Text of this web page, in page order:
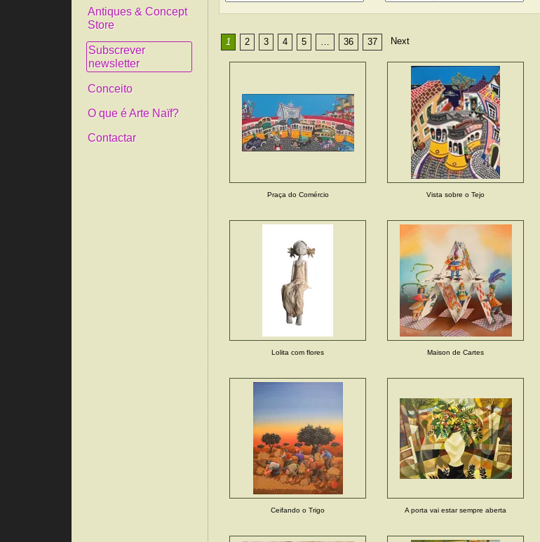
Antiques & Concept
Store
Subscrever
newsletter
Conceito
O que é Arte Naïf?
Contactar
1 2 3 4 5 … 36 37 Next
Praça do Comércio Vista sobre o Tejo
Lolita com flores Maison de Cartes
Ceifando o Trigo A porta vai estar sempre aberta